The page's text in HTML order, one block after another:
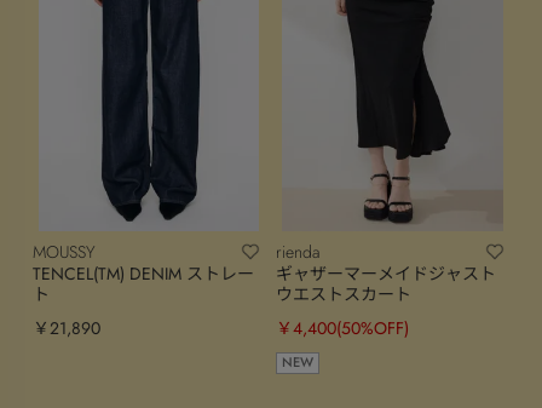
MOUSSY
TENCEL(TM) DENIM ストレー
ト
￥21,890
rienda
ギャザーマーメイドジャスト
ウエストスカート
￥4,400(50%OFF)
NEW